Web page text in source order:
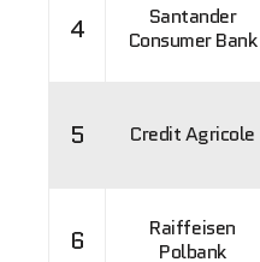
4
Santander
Consumer Bank
5 Credit Agricole
6
Raiffeisen
Polbank